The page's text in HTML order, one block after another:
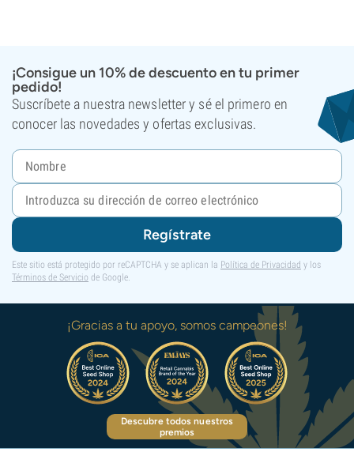
¡Consigue un 10% de descuento en tu primer
pedido!
Suscríbete a nuestra newsletter y sé el primero en
conocer las novedades y ofertas exclusivas.
Regístrate
Este sitio está protegido por reCAPTCHA y se aplican la Política de Privacidad y los
Términos de Servicio de Google.
¡Gracias a tu apoyo, somos campeones!
Descubre todos nuestros
premios